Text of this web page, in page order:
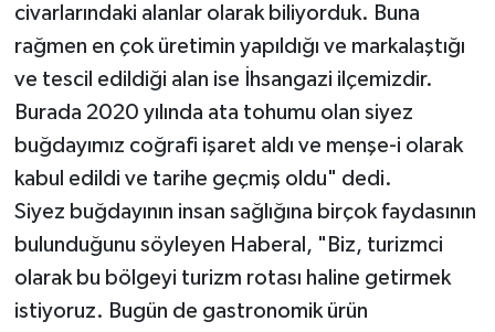
civarlarındaki alanlar olarak biliyorduk. Buna
rağmen en çok üretimin yapıldığı ve markalaştığı
ve tescil edildiği alan ise İhsangazi ilçemizdir.
Burada 2020 yılında ata tohumu olan siyez
buğdayımız coğrafi işaret aldı ve menşe-i olarak
kabul edildi ve tarihe geçmiş oldu" dedi.
Siyez buğdayının insan sağlığına birçok faydasının
bulunduğunu söyleyen Haberal, "Biz, turizmci
olarak bu bölgeyi turizm rotası haline getirmek
istiyoruz. Bugün de gastronomik ürün